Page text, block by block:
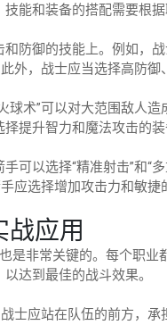
能和装备的搭配需要根
防御的技能上。例如，战
外，战士应当选择高防御
术”可以对大范围敌人造
提升智力和魔法攻击的
可以选择“精准射击”和“
应选择增加攻击力和敏
应用
是非常关键的。每个职业
达到最佳的战斗效果。
士应站在队伍的前方，承